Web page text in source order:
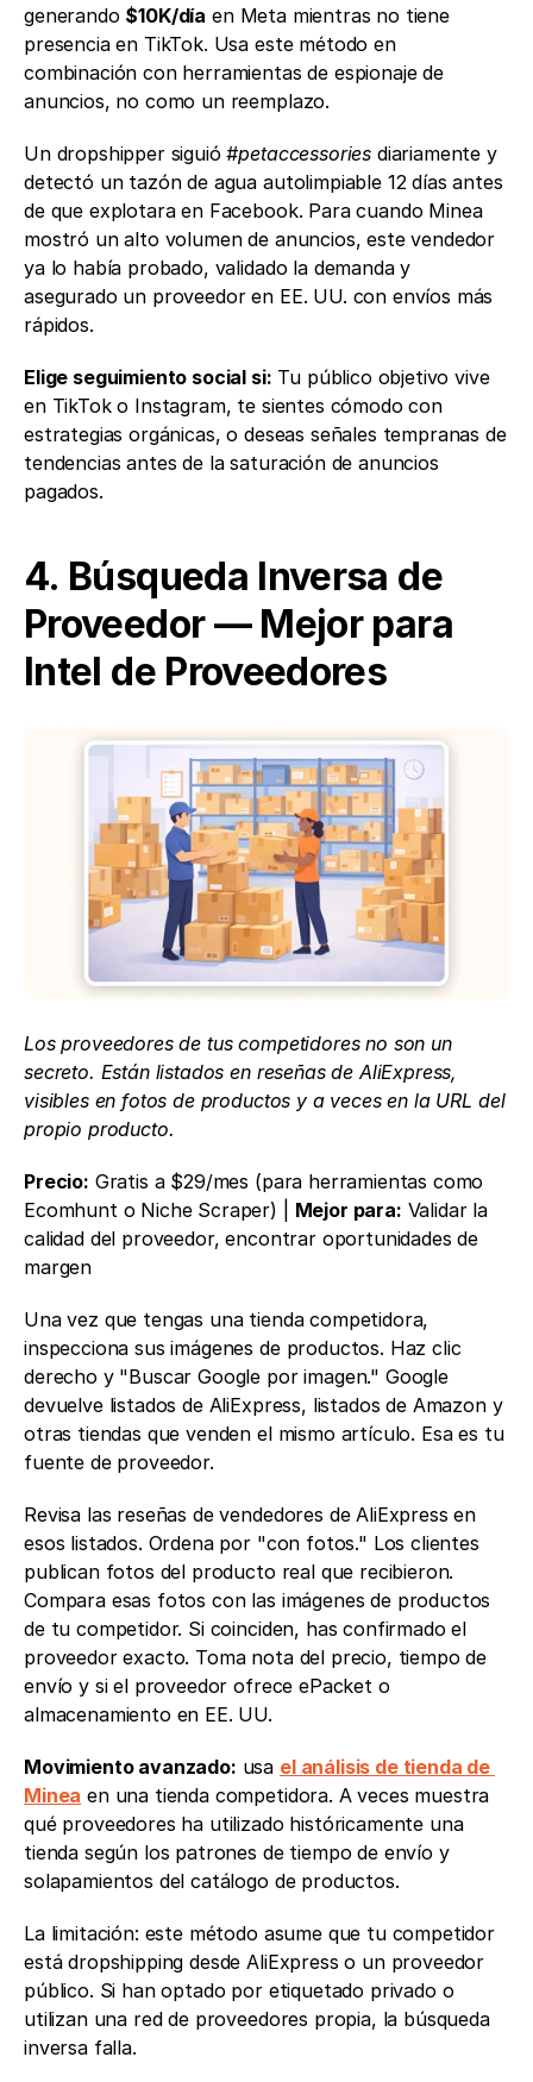
generando $10K/día en Meta mientras no tiene
presencia en TikTok. Usa este método en
combinación con herramientas de espionaje de
anuncios, no como un reemplazo.
Un dropshipper siguió #petaccessories diariamente y
detectó un tazón de agua autolimpiable 12 días antes
de que explotara en Facebook. Para cuando Minea
mostró un alto volumen de anuncios, este vendedor
ya lo había probado, validado la demanda y
asegurado un proveedor en EE. UU. con envíos más
rápidos.
Elige seguimiento social si: Tu público objetivo vive
en TikTok o Instagram, te sientes cómodo con
estrategias orgánicas, o deseas señales tempranas de
tendencias antes de la saturación de anuncios
pagados.
4. Búsqueda Inversa de
Proveedor — Mejor para
Intel de Proveedores
Los proveedores de tus competidores no son un
secreto. Están listados en reseñas de AliExpress,
visibles en fotos de productos y a veces en la URL del
propio producto.
Precio: Gratis a $29/mes (para herramientas como
Ecomhunt o Niche Scraper) | Mejor para: Validar la
calidad del proveedor, encontrar oportunidades de
margen
Una vez que tengas una tienda competidora,
inspecciona sus imágenes de productos. Haz clic
derecho y "Buscar Google por imagen." Google
devuelve listados de AliExpress, listados de Amazon y
otras tiendas que venden el mismo artículo. Esa es tu
fuente de proveedor.
Revisa las reseñas de vendedores de AliExpress en
esos listados. Ordena por "con fotos." Los clientes
publican fotos del producto real que recibieron.
Compara esas fotos con las imágenes de productos
de tu competidor. Si coinciden, has confirmado el
proveedor exacto. Toma nota del precio, tiempo de
envío y si el proveedor ofrece ePacket o
almacenamiento en EE. UU.
Movimiento avanzado: usa el análisis de tienda de
Minea en una tienda competidora. A veces muestra
qué proveedores ha utilizado históricamente una
tienda según los patrones de tiempo de envío y
solapamientos del catálogo de productos.
La limitación: este método asume que tu competidor
está dropshipping desde AliExpress o un proveedor
público. Si han optado por etiquetado privado o
utilizan una red de proveedores propia, la búsqueda
inversa falla.